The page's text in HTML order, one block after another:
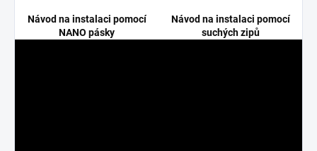
Návod na instalaci pomocí
NANO pásky
Návod na instalaci pomocí
suchých zipů